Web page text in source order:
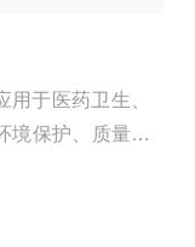
于医药卫生、
境保护、质量控
仪器之一。